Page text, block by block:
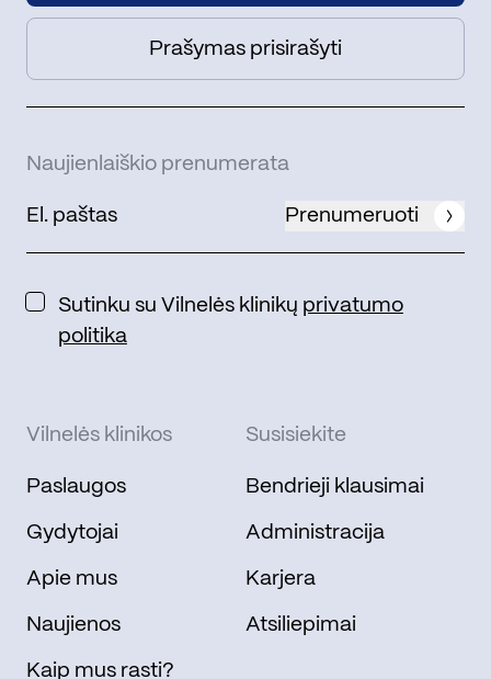
Prašymas prisirašyti
Naujienlaiškio prenumerata
Prenumeruoti
Sutinku su Vilnelės klinikų privatumo
politika
Vilnelės klinikos
Paslaugos
Gydytojai
Apie mus
Naujienos
Kaip mus rasti?
Susisiekite
Bendrieji klausimai
Administracija
Karjera
Atsiliepimai